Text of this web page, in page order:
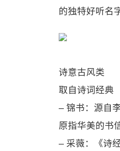
的独特好听名
诗意古风类
取自诗词经典
– 锦书：源自
原指华美的书
– 采薇：《诗